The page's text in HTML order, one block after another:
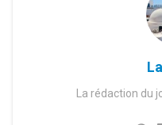
La rédaction du